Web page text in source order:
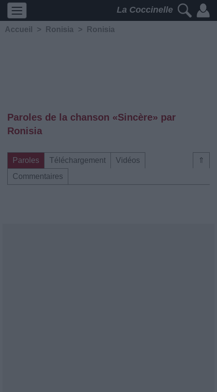
La Coccinelle
Accueil > Ronisia > Ronisia
Paroles de la chanson «Sincère» par
Ronisia
⇑
Paroles Téléchargement
Vidéos
Commentaires